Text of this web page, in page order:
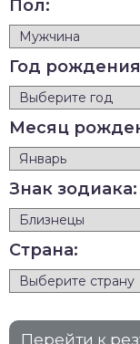
Пол:
Год
Месяц
Знак зодиака:
Страна: